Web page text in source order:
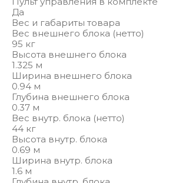
Да
Вес и габариты товара
Вес внешнего блока (нетто)
95 кг
Высота внешнего блока
1.325 м
Ширина внешнего блока
0.94 м
Глубина внешнего блока
0.37 м
Вес внутр. блока (нетто)
44 кг
Высота внутр. блока
0.69 м
Ширина внутр. блока
1.6 м